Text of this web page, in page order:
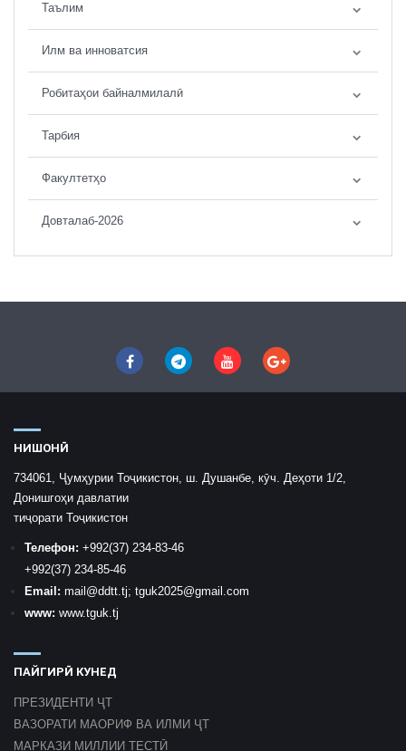
Таълим
Илм ва инноватсия
Робитаҳои байналмилалӣ
Тарбия
Факултетҳо
Довталаб-2026
НИШОНӢ
734061, Ҷумҳурии Тоҷикистон, ш. Душанбе, кӯч. Деҳоти 1/2,
Донишгоҳи давлатии
тиҷорати Тоҷикистон
Телефон: +992(37) 234-83-46
+992(37) 234-85-46
Email: mail @ddtt.tj; tguk2025@gmail.com
www: www.tguk.tj
ПАЙГИРӢ КУНЕД
ПРЕЗИДЕНТИ ҶТ
ВАЗОРАТИ МАОРИФ ВА ИЛМИ ҶТ
МАРКАЗИ МИЛЛИИ ТЕСТӢ